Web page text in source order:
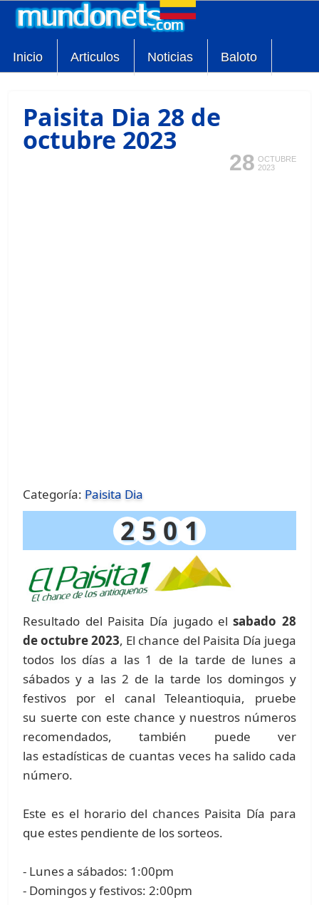
Inicio Articulos Noticias Baloto
Paisita Dia 28 de
octubre 2023
28 OCTUBRE
2023
Categoría: Paisita Dia
2 5 0 1
Resultado del Paisita Día jugado elsabado 28
de octubre 2023, El chance del Paisita Día juega
todos los días a las 1 de la tarde de lunes a
sábados y a las 2 de la tarde los domingos y
festivos por el canal Teleantioquia, pruebe
su suerte con este chance y nuestros números
recomendados, también puede ver
las estadísticas de cuantas veces ha salido cada
número.
Este es el horario del chances Paisita Día para
que estes pendiente de los sorteos.
- Lunes a sábados: 1:00pm
- Domingos y festivos: 2:00pm